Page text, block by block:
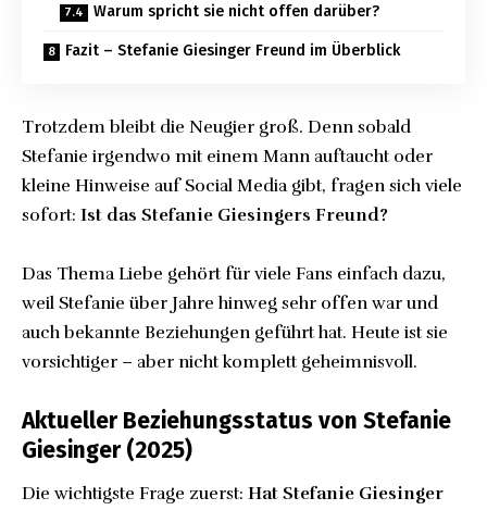
Warum spricht sie nicht offen darüber?
Fazit – Stefanie Giesinger Freund im Überblick
Trotzdem bleibt die Neugier groß. Denn sobald
Stefanie irgendwo mit einem Mann auftaucht oder
kleine Hinweise auf Social Media gibt, fragen sich viele
sofort: Ist das Stefanie Giesingers Freund?
Das Thema Liebe gehört für viele Fans einfach dazu,
weil Stefanie über Jahre hinweg sehr offen war und
auch bekannte Beziehungen geführt hat. Heute ist sie
vorsichtiger – aber nicht komplett geheimnisvoll.
Aktueller Beziehungsstatus von Stefanie
Giesinger (2025)
Die wichtigste Frage zuerst: Hat Stefanie Giesinger